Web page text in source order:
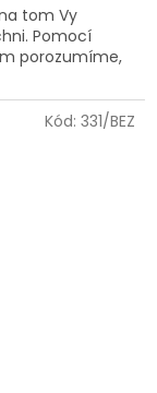
tom Vy
Pomocí
porozumíme,
Kód: 331/BEZ